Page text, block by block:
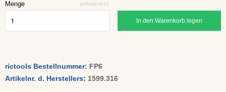
Menge (erforderlich)
In den Warenkorb legen
rictools Bestellnummer: FP6
Artikelnr. d. Herstellers: 1599.316